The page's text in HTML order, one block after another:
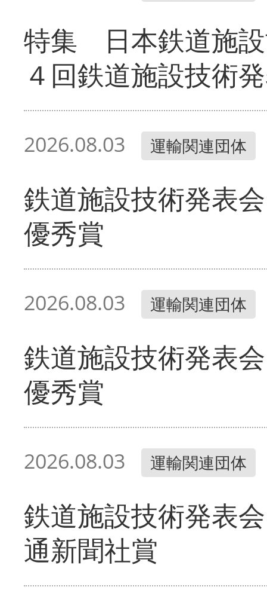
特集 日本鉄道施
４回鉄道施設技術
2026.08.03 運輸関連団体
鉄道施設技術発表
優秀賞
2026.08.03 運輸関連団体
鉄道施設技術発表
優秀賞
2026.08.03 運輸関連団体
鉄道施設技術発表
通新聞社賞